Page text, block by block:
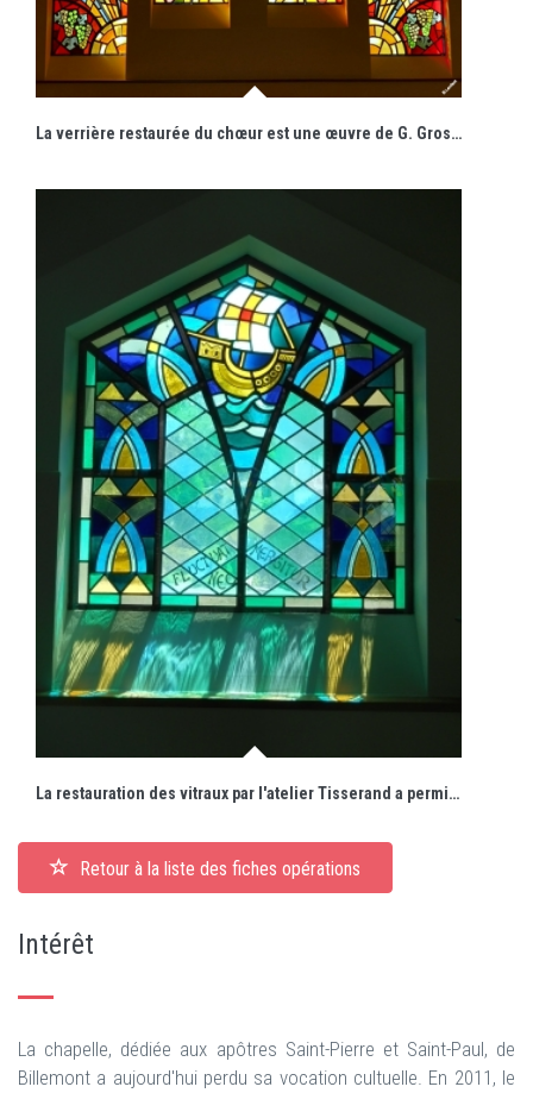
La verrière restaurée du chœur est une œuvre de G. Gross.
La restauration des vitraux par l'atelier Tisserand a permis de redonner tous leurs éclats aux oeuvres de Georges Gross.
Retour à la liste des fiches opérations
Intérêt
La chapelle, dédiée aux apôtres Saint-Pierre et Saint-Paul, de
Billemont a aujourd'hui perdu sa vocation cultuelle. En 2011, le